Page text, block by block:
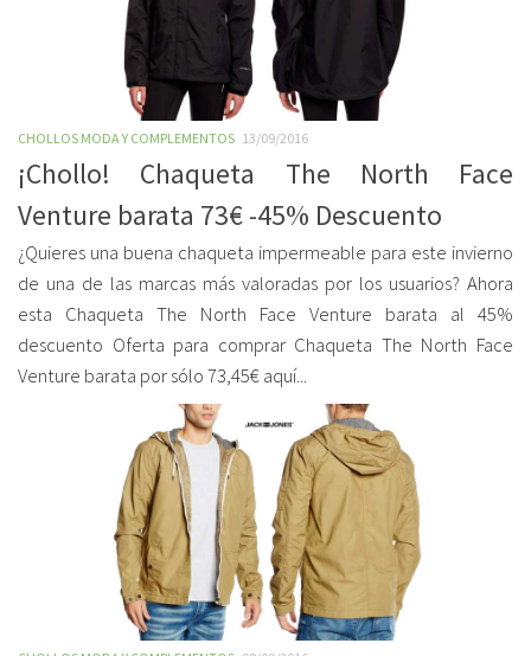
CHOLLOS MODA Y COMPLEMENTOS 13/09/2016
¡Chollo! Chaqueta The North Face
Venture barata 73€ -45% Descuento
¿Quieres una buena chaqueta impermeable para este invierno
de una de las marcas más valoradas por los usuarios? Ahora
esta Chaqueta The North Face Venture barata al 45%
descuento Oferta para comprar Chaqueta The North Face
Venture barata por sólo 73,45€ aquí...